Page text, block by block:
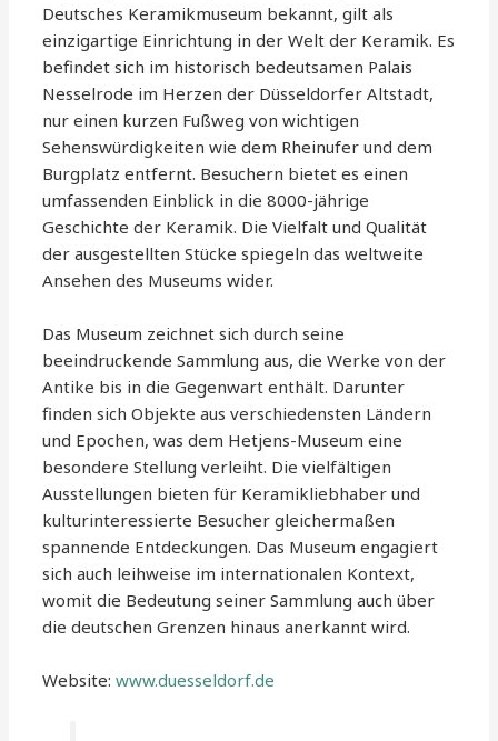
Deutsches Keramikmuseum bekannt, gilt als
einzigartige Einrichtung in der Welt der Keramik. Es
befindet sich im historisch bedeutsamen Palais
Nesselrode im Herzen der Düsseldorfer Altstadt,
nur einen kurzen Fußweg von wichtigen
Sehenswürdigkeiten wie dem Rheinufer und dem
Burgplatz entfernt. Besuchern bietet es einen
umfassenden Einblick in die 8000-jährige
Geschichte der Keramik. Die Vielfalt und Qualität
der ausgestellten Stücke spiegeln das weltweite
Ansehen des Museums wider.
Das Museum zeichnet sich durch seine
beeindruckende Sammlung aus, die Werke von der
Antike bis in die Gegenwart enthält. Darunter
finden sich Objekte aus verschiedensten Ländern
und Epochen, was dem Hetjens-Museum eine
besondere Stellung verleiht. Die vielfältigen
Ausstellungen bieten für Keramikliebhaber und
kulturinteressierte Besucher gleichermaßen
spannende Entdeckungen. Das Museum engagiert
sich auch leihweise im internationalen Kontext,
womit die Bedeutung seiner Sammlung auch über
die deutschen Grenzen hinaus anerkannt wird.
Website:www.duesseldorf.de